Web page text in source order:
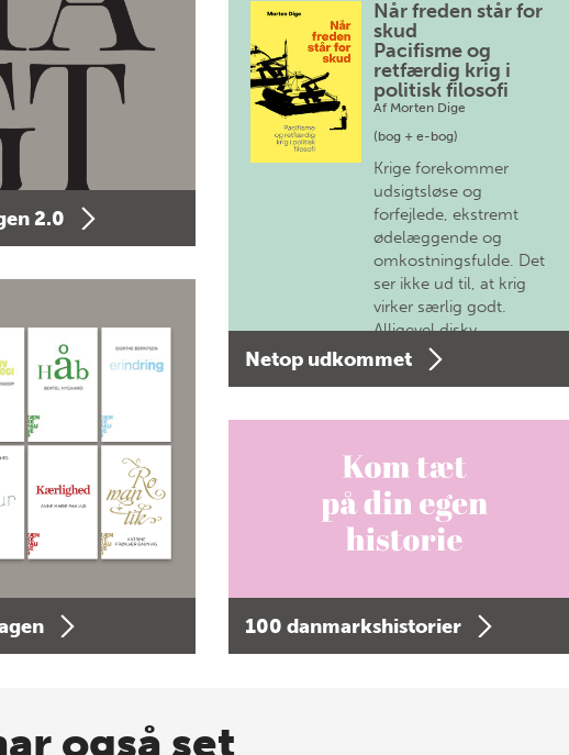
2.0
Når freden står for
skud
Pacifisme og
retfærdig krig i
politisk filosofi
Af Morten Dige
(bog + e-bog)
Krige forekommer
udsigtsløse og
forfejlede, ekstremt
ødelæggende og
omkostningsfulde. Det
ser ikke ud til, at krig
virker særlig godt.
Alligevel diskv…
Netop udkommet
100 danmarkshistorier
også set